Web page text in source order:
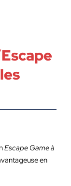
Escape Game à
en